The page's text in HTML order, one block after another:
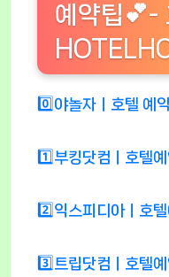
예약팁💕-
0️⃣야놀자ㅣ호텔 예
1️⃣부킹닷컴ㅣ호텔
2️⃣익스피디아ㅣ호
3️⃣트립닷컴ㅣ호텔